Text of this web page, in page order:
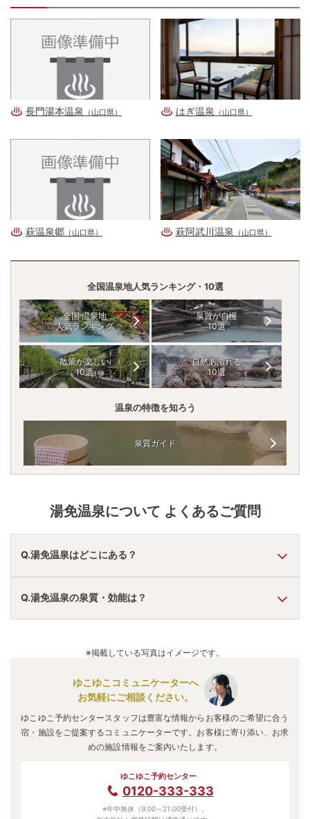
長門湯本温泉 （山口県） はぎ温泉 （山口県）
萩温泉郷 （山口県） 萩阿武川温泉 （山口県）
全国温泉地人気ランキング・10選
全国 温泉地
人気ランキング
泉質が自慢
10選
散策が楽しい
10選
自然あふれる
10選
温泉の特徴を知ろう
泉質ガイド
湯免温泉について よくあるご質問
Q.湯免温泉はどこにある？
A. 湯免温泉 は、山口県長門市三隅町
車でお越しの方は、三隅ICからすぐ。
電車でお越しの方は、長門三隅駅からタクシー・バスで約
Q.湯免温泉の泉質・効能は？
などと言われています。
※掲載している写真はイメージです。
ゆこゆこコミュニケーターへ
お気軽にご相談ください。
ゆこゆこ予約センタースタッフは豊富な情報からお客様のご希望に合う
宿・施設をご提案するコミュニケーターです。お客様に寄り添い、お求
めの施設情報をご案内いたします。
ゆこゆこ予約センター
0120-333-333
※年中無休（9:00～21:00受付）。